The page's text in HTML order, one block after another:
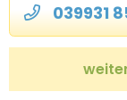
039931